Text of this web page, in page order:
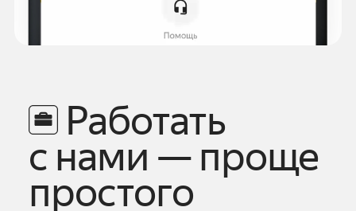
Работать
с нами — проще
простого